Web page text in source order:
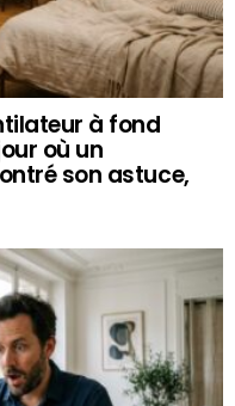
à fond
où un
son astuce,